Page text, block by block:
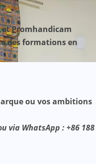
et Promhandicam
des formations en
ou vos ambitions
via WhatsApp : +86 188